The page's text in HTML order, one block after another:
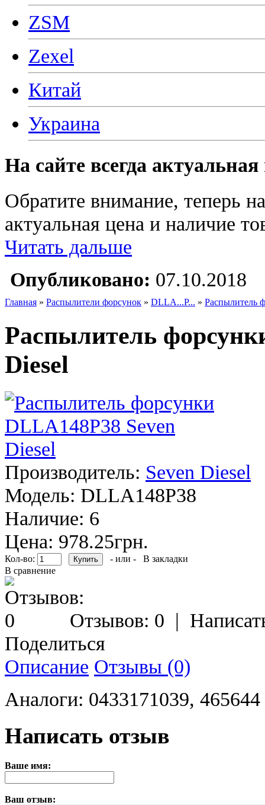
ZSM
Zexel
Китай
Украина
На сайте всегда
Обратите внимание, теперь
актуальная цена и наличие
Читать дальше
Опубликовано: 07.10.2018
Главная » Распылители форсунок » DLLA...P... » Распылитель
Распылитель
Diesel
Производитель: Seven Diesel
Модель: DLLA148P38
Наличие: 6
Цена: 978.25грн.
Кол-во: - или -
В закладки
В сравнение
Отзывов: 0 |
Поделиться
Описание Отзывы (0)
Аналоги: 0433171039, 465644
Написать отзыв
Ваше имя:
Ваш отзыв: